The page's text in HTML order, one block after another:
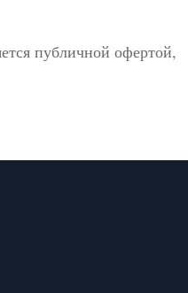
публичной офертой,